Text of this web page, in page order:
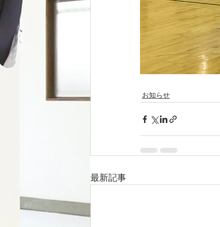
お知らせ
最新記事